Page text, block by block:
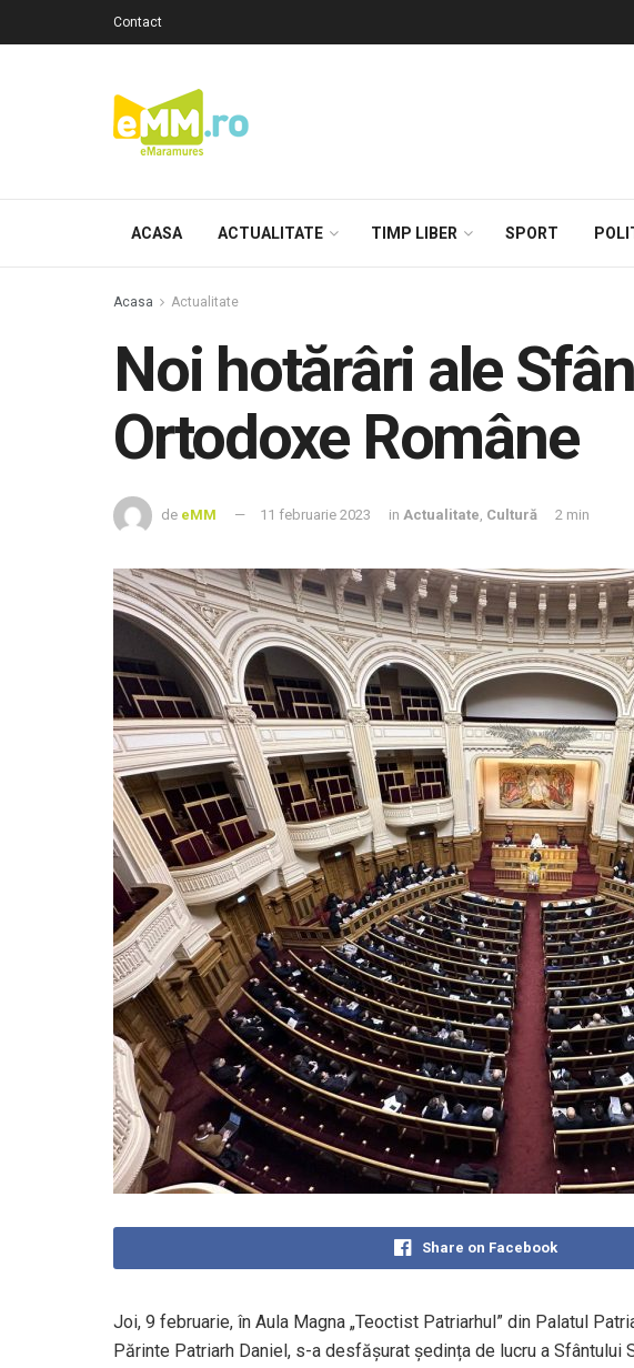
Contact
ACASA ACTUALITATE TIMP LIBER SPORT
Acasa Actualitate
Noi hotărâri ale
Ortodoxe Române
de eMM 11 februarie 2023 in Actualitate, Cultură 2 min
Share on Facebook
Joi, 9 februarie, în Aula Magna „Teoctist Patriarhul” din Palatul
Părinte Patriarh Daniel, s-a desfășurat ședința de lucru a Sfântului